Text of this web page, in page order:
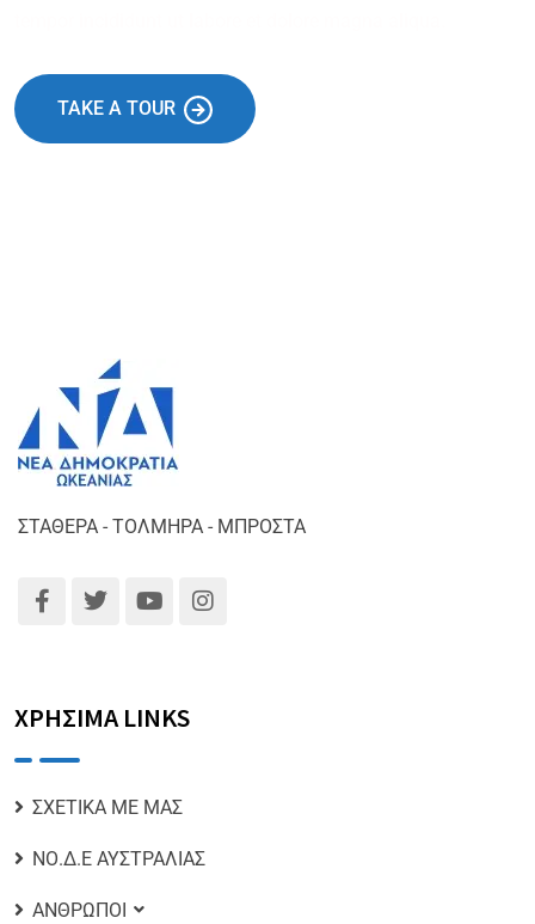
TAKE A TOUR
ΣΤΑΘΕΡΑ - ΤΟΛΜΗΡΑ - ΜΠΡΟΣΤΑ
ΧΡΗΣΙΜΑ LINKS
ΣΧΕΤΙΚΑ ΜΕ ΜΑΣ
ΝΟ.Δ.Ε ΑΥΣΤΡΑΛΙΑΣ
ΑΝΘΡΩΠΟΙ